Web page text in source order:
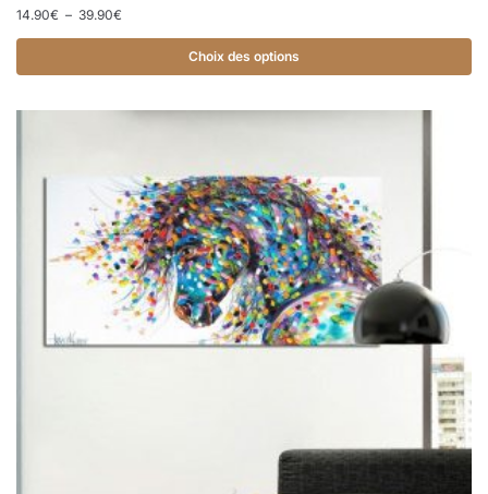
14.90€ – 39.90€
Choix des options